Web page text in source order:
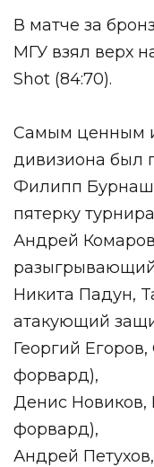
В матче за
МГУ взял верх
Shot (84:70).
Самым ценным
дивизиона был
Филипп
пятерку
Андрей
Никита Падун,
атакующий
Георгий
форвард),
Денис
форвард),
Андрей